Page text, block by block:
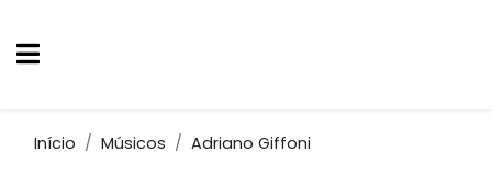
Início Músicos Adriano Giffoni